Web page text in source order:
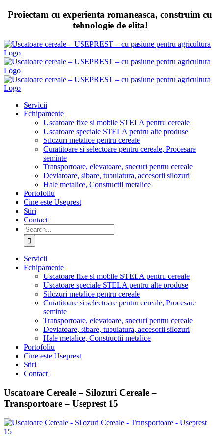
Skip
Proiectam cu experienta romaneasca, construim cu
tehnologie de elita!
Servicii
Echipamente
Uscatoare fixe si mobile STELA pentru cereale
Uscatoare speciale STELA pentru alte produse
Silozuri metalice pentru cereale
Curatitoare si selectoare pentru cereale, Procesare
seminte
Transportoare, elevatoare, snecuri pentru cereale
Deviatoare, sibare, tubulatura, accesorii silozuri
Hale metalice, Constructii metalice
Portofoliu
Cine este Useprest
Stiri
Contact
Search
for:
Servicii
Echipamente
Uscatoare fixe si mobile STELA pentru cereale
Uscatoare speciale STELA pentru alte produse
Silozuri metalice pentru cereale
Curatitoare si selectoare pentru cereale, Procesare
seminte
Transportoare, elevatoare, snecuri pentru cereale
Deviatoare, sibare, tubulatura, accesorii silozuri
Hale metalice, Constructii metalice
Portofoliu
Cine este Useprest
Stiri
Contact
Uscatoare Cereale – Silozuri Cereale –
Transportoare – Useprest 15